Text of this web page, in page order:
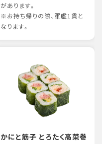
があります。
※お持ち帰りの際、軍艦1貫と
なります。
かにと筋子 とろたく高菜巻